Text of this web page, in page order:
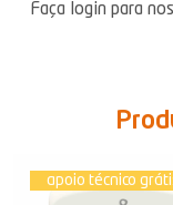
Faça login para
apoio técnico